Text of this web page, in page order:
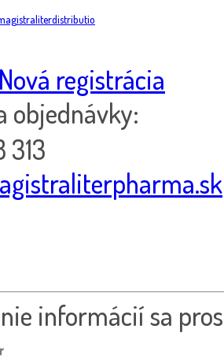
Nová registrácia
objednávky:
313
informácií sa